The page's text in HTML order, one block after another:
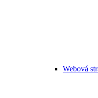
Webová